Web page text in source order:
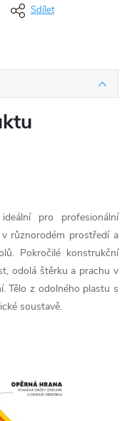
Sdílet
pro profesionální
různorodém prostředí a
Pokročilé konstrukční
odolá štěrku a prachu v
Tělo z odolného plastu s
soustavě.